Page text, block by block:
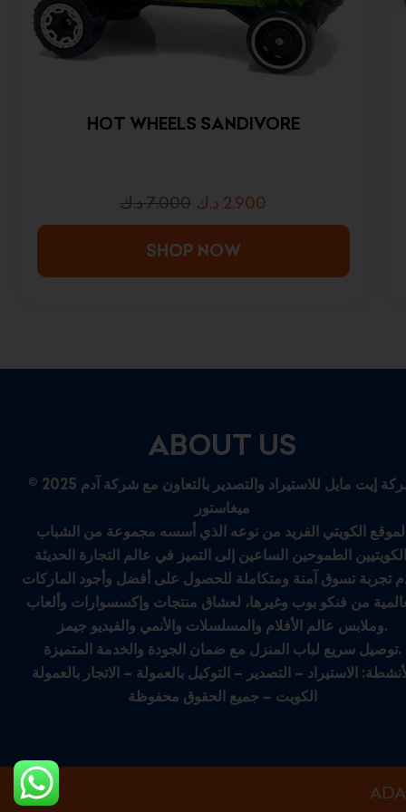
HOT WHEELS SANDIVORE
7.000د.ك 2.900 د.ك
SHOP NOW
ABOUT US
© 2025 شركة إيت مايل للاستيراد والتصدير بالتعاون مع شركة آدم
ميغاستور
الكويتي الفريد من نوعه الذي أسسه مجموعة من الشباب
تجربة تسوق آمنة ومتكاملة للحصول على أفضل وأجود الماركات
من فنكو بوب وغيرها، لعشاق منتجات وإكسسوارات وألعاب
وملابس عالم الأفلام والمسلسلات والأنمي والفيديو جيمز.
توصيل سريع لباب المنزل مع ضمان الجودة والخدمة المتميزة.
الاستيراد – التصدير – التوكيل بالعمولة – الاتجار بالعمولة
الكويت – جميع الحقوق محفوظة